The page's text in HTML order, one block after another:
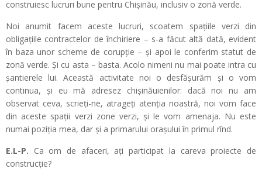
construiesc lucruri bune pentru Chișinău, inclusiv o zonă verde.
Noi anumit facem aceste lucruri, scoatem spațiile verzi din
obligațiile contractelor de închiriere – s-a făcut altă dată, evident
în baza unor scheme de corupție – și apoi le conferim statut de
zonă verde. Și cu asta – basta. Acolo nimeni nu mai poate intra cu
șantierele lui. Această activitate noi o desfășurăm și o vom
continua, și eu mă adresez chișinăuienilor: dacă noi nu am
observat ceva, scrieți-ne, atrageți atenția noastră, noi vom face
din aceste spații verzi zone verzi, și le vom amenaja. Nu este
numai poziția mea, dar și a primarului orașului în primul rînd.
E.L-P. Ca om de afaceri, ați participat la careva proiecte de
construcție?